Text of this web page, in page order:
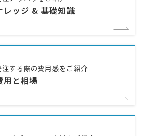
レッジ & 基礎知識
注する際の費用感をご紹介
用と相場